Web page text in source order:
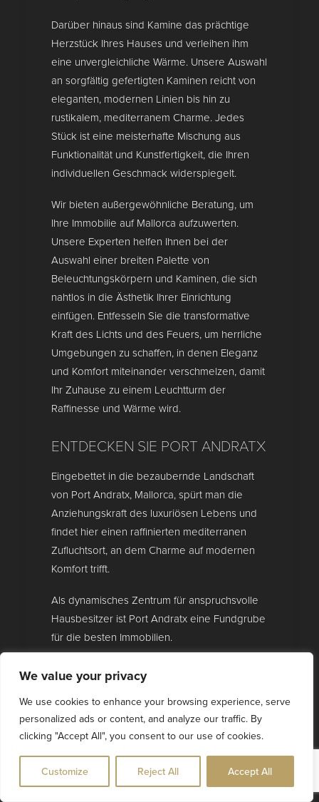
We value your privacy
We use cookies to enhance your browsing experience, serve
personalized ads or content, and analyze our traffic. By
clicking "Accept All", you consent to our use of cookies.
Customize Reject All Accept All
Darüber hinaus sind Kamine das prächtige
Herzstück Ihres Hauses und verleihen ihm
eine unvergleichliche Wärme. Unsere Auswahl
an sorgfältig gefertigten Kaminen reicht von
eleganten, modernen Linien bis hin zu
rustikalem, mediterranem Charme. Jedes
Stück ist eine meisterhafte Mischung aus
Funktionalität und Kunstfertigkeit, die Ihren
individuellen Geschmack widerspiegelt.
Wir bieten außergewöhnliche Beratung, um
Ihre Immobilie auf Mallorca aufzuwerten.
Unsere Experten helfen Ihnen bei der
Auswahl einer breiten Palette von
Beleuchtungskörpern und Kaminen, die sich
nahtlos in die Ästhetik Ihrer Einrichtung
einfügen. Entfesseln Sie die transformative
Kraft des Lichts und des Feuers, um herrliche
Umgebungen zu schaffen, in denen Eleganz
und Komfort miteinander verschmelzen, damit
Ihr Zuhause zu einem Leuchtturm der
Raffinesse und Wärme wird.
ENTDECKEN SIE PORT ANDRATX
Eingebettet in die bezaubernde Landschaft
von Port Andratx, Mallorca, spürt man die
Anziehungskraft des luxuriösen Lebens und
findet hier einen raffinierten mediterranen
Zufluchtsort, an dem Charme auf modernen
Komfort trifft.
Als dynamisches Zentrum für anspruchsvolle
Hausbesitzer ist Port Andratx eine Fundgrube
für die besten Immobilien.
Dieser malerische Ort ist nicht nur für seine
exquisiten Immobilien bekannt, sondern auch
für seinen geschäftigen Jachthafen, der
Nautikfans aus aller Welt anlockt.
Mit dem azurblauen Wasser als
atemberaubender Kulisse bieten die
vielfältigen architektonischen Angebote in